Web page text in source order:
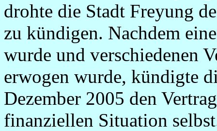
drohte die Stadt Freyung
zu kündigen. Nachdem
wurde und verschiedenen
erwogen wurde, kündigte
Dezember 2005 den
finanziellen Situation